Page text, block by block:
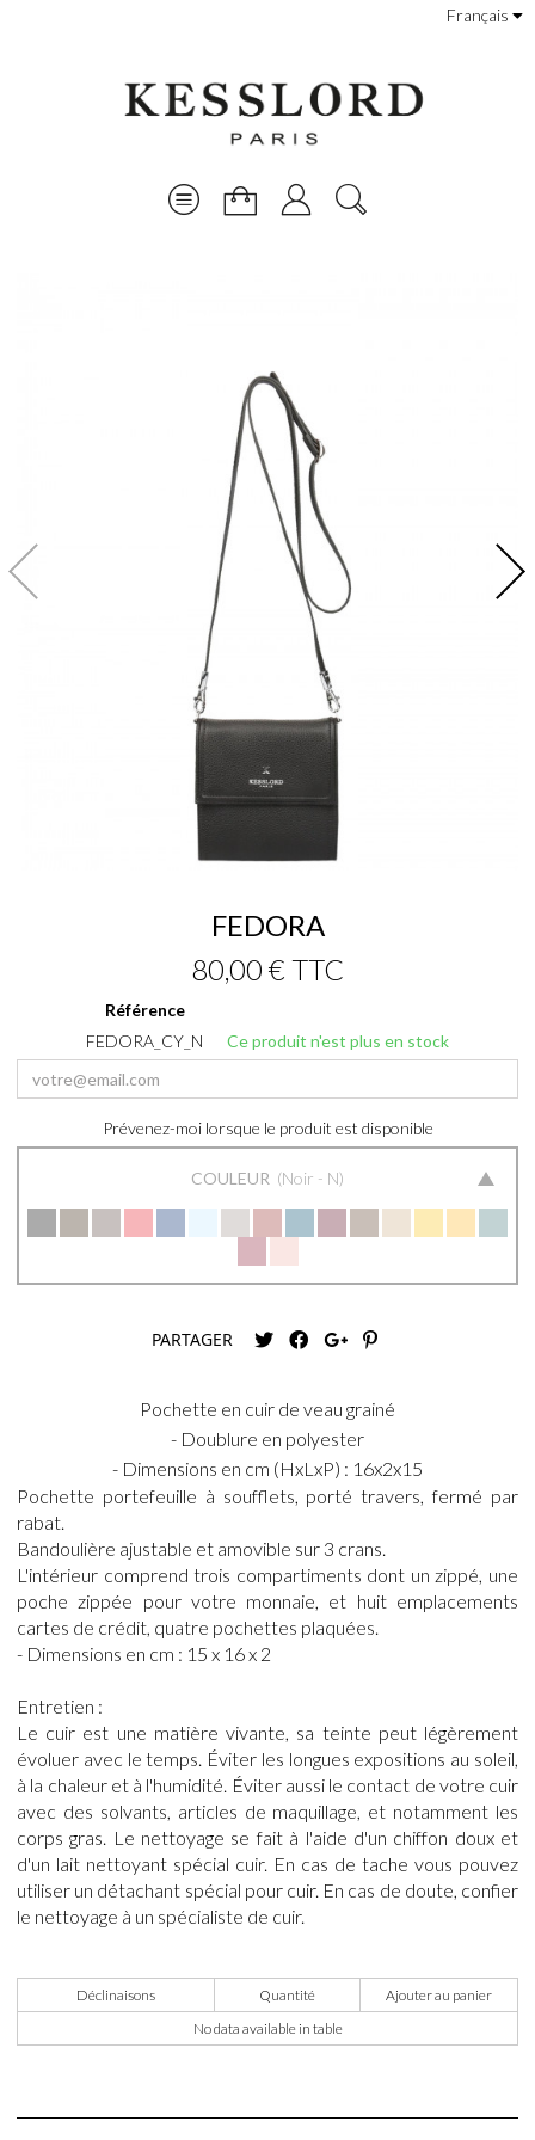
Français
FEDORA
80,00 € TTC
Référence
FEDORA_CY_N
Ce produit n'est plus en stock
Prévenez-moi lorsque le produit est disponible
COULEUR Noir - N
PARTAGER
Pochette en cuir de veau grainé
- Doublure en polyester
- Dimensions en cm (HxLxP) : 16x2x15
Pochette portefeuille à soufflets, porté travers, fermé par
rabat.
Bandoulière ajustable et amovible sur 3 crans.
L'intérieur comprend trois compartiments dont un zippé, une
poche zippée pour votre monnaie, et huit emplacements
cartes de crédit, quatre pochettes plaquées.
- Dimensions en cm : 15 x 16 x 2
Entretien :
Le cuir est une matière vivante, sa teinte peut légèrement
évoluer avec le temps. Éviter les longues expositions au soleil,
à la chaleur et à l'humidité. Éviter aussi le contact de votre cuir
avec des solvants, articles de maquillage, et notamment les
corps gras. Le nettoyage se fait à l'aide d'un chiffon doux et
d'un lait nettoyant spécial cuir. En cas de tache vous pouvez
utiliser un détachant spécial pour cuir. En cas de doute, confier
le nettoyage à un spécialiste de cuir.
Déclinaisons Quantité
Ajouter au panier
No data available in table